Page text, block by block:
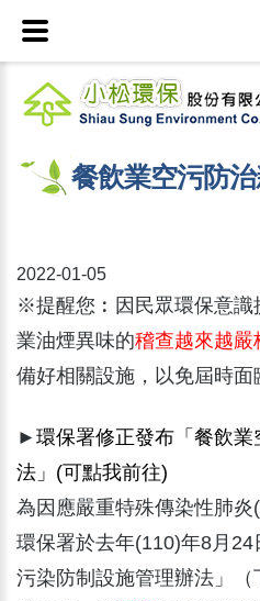
餐飲業空污防
2022-01-05
※提醒您︰因民眾環保意識
業油煙異味的稽查越來越嚴
備好相關設施，以免屆時面
► 環保署修正發布「餐飲
法」(可點我前往)
為因應嚴重特殊傳染性肺炎
環保署於去年(110)年8月
污染防制設施管理辦法」